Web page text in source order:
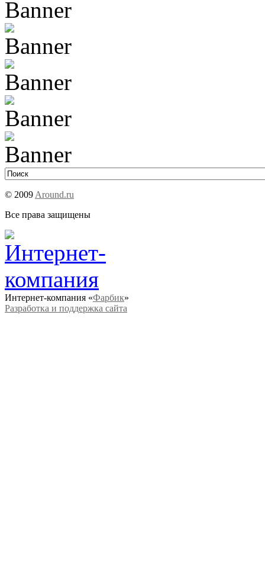
© 2009 Around.ru
Все права защищены
Интернет-компания «Фарбик»
Разработка и поддержка сайта